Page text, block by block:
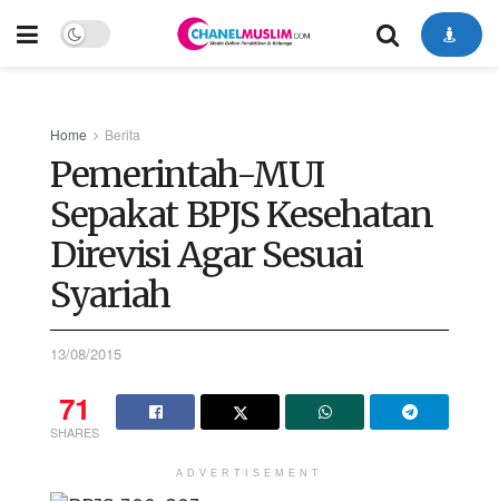
Home Berita
Pemerintah-MUI
Sepakat BPJS Kesehatan
Direvisi Agar Sesuai
Syariah
13/08/2015
71
SHARES
ADVERTISEMENT